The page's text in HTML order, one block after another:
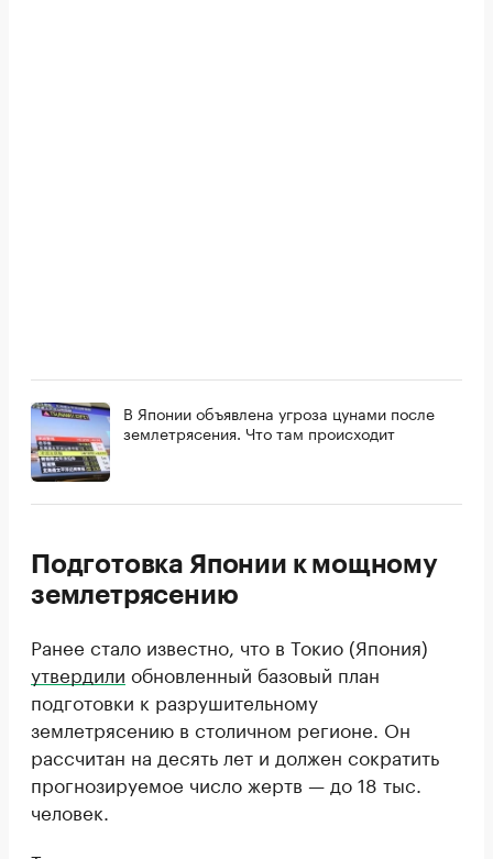
В Японии объявлена угроза цунами после
землетрясения. Что там происходит
Подготовка Японии к мощному
землетрясению
Ранее стало известно, что в Токио (Япония)
утвердили обновленный базовый план
подготовки к разрушительному
землетрясению в столичном регионе. Он
рассчитан на десять лет и должен сократить
прогнозируемое число жертв — до 18 тыс.
человек.